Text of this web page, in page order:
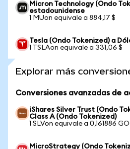
Micron Technology (Ondo
estadounidense
1 MUon equivale a 884,17 $
Tesla (Ondo Tokenized) a
1 TSLAon equivale a 331,06 $
Explorar más
Conversiones avanzadas de
iShares Silver Trust (Ondo
Class A (Ondo Tokenized)
1 SLVon equivale a 0,161886
MicroStrategy (Ondo